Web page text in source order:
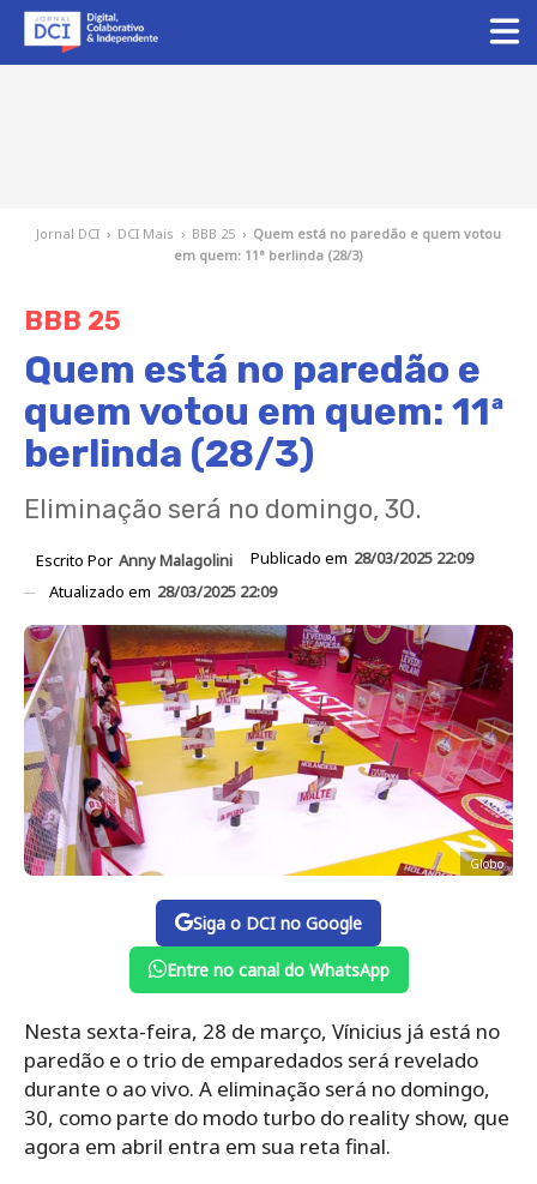
Jornal DCI › DCI Mais › BBB 25 › Quem está no paredão e quem votou
em quem: 11ª berlinda (28/3)
BBB 25
Quem está no paredão e
quem votou em quem: 11ª
berlinda (28/3)
Eliminação será no domingo, 30.
Escrito Por Anny Malagolini Publicado em 28/03/2025 22:09
Atualizado em 28/03/2025 22:09
Globo
Siga o DCI no Google
Entre no canal do WhatsApp
Nesta sexta-feira, 28 de março, Vínicius já está no
paredão e o trio de emparedados será revelado
durante o ao vivo. A eliminação será no domingo,
30, como parte do modo turbo do reality show, que
agora em abril entra em sua reta final.